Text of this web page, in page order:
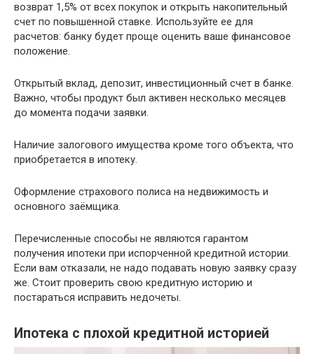
возврат 1,5% от всех покупок и открыть накопительный
счет по повышенной ставке. Используйте ее для
расчетов: банку будет проще оценить ваше финансовое
положение.
Открытый вклад, депозит, инвестиционный счет в банке.
Важно, чтобы продукт был активен несколько месяцев
до момента подачи заявки.
Наличие залогового имущества кроме того объекта, что
приобретается в ипотеку.
Оформление страхового полиса на недвижимость и
основного заёмщика.
Перечисленные способы не являются гарантом
получения ипотеки при испорченной кредитной истории.
Если вам отказали, не надо подавать новую заявку сразу
же. Стоит проверить свою кредитную историю и
постараться исправить недочеты.
Ипотека с плохой кредитной историей